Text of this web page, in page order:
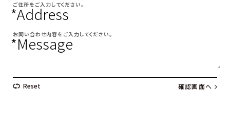
ご住所をご入力してください。
*Address
お問い合わせ内容をご入力してください。
*Message